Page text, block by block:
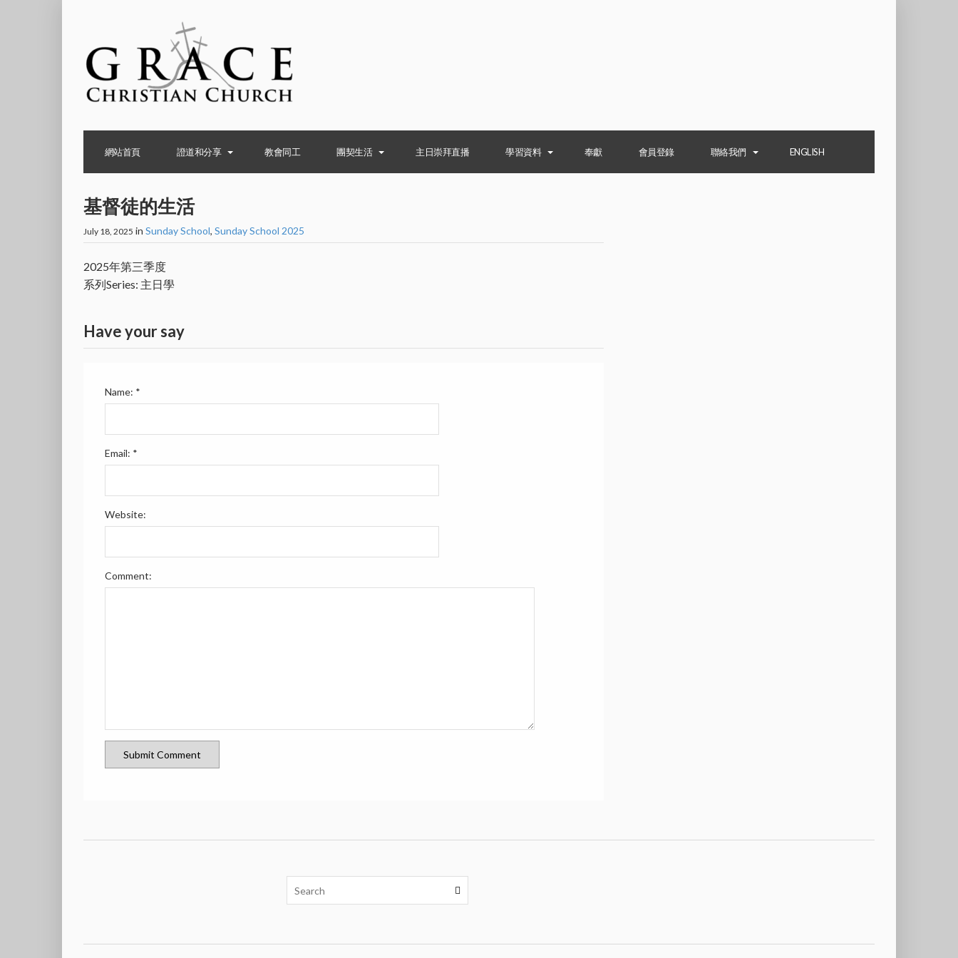
網站首頁 證道和分享 教會同工 團契生活 主日崇拜直播 學習資料 奉獻 會員登錄 聯絡我們 ENGLISH
基督徒的生活
July 18, 2025 in Sunday School, Sunday School 2025
2025年第三季度
系列Series: 主日學
Have your say
Name: *
Email: *
Website:
Comment: